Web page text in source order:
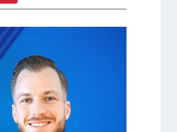
s
e
n
m
o
d
e
r
R
t
r
f
i
t
s
i